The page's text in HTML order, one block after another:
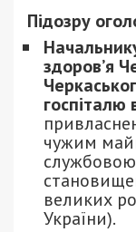
Підозру
здоров’я
госпіталю
чужим
великих
України).